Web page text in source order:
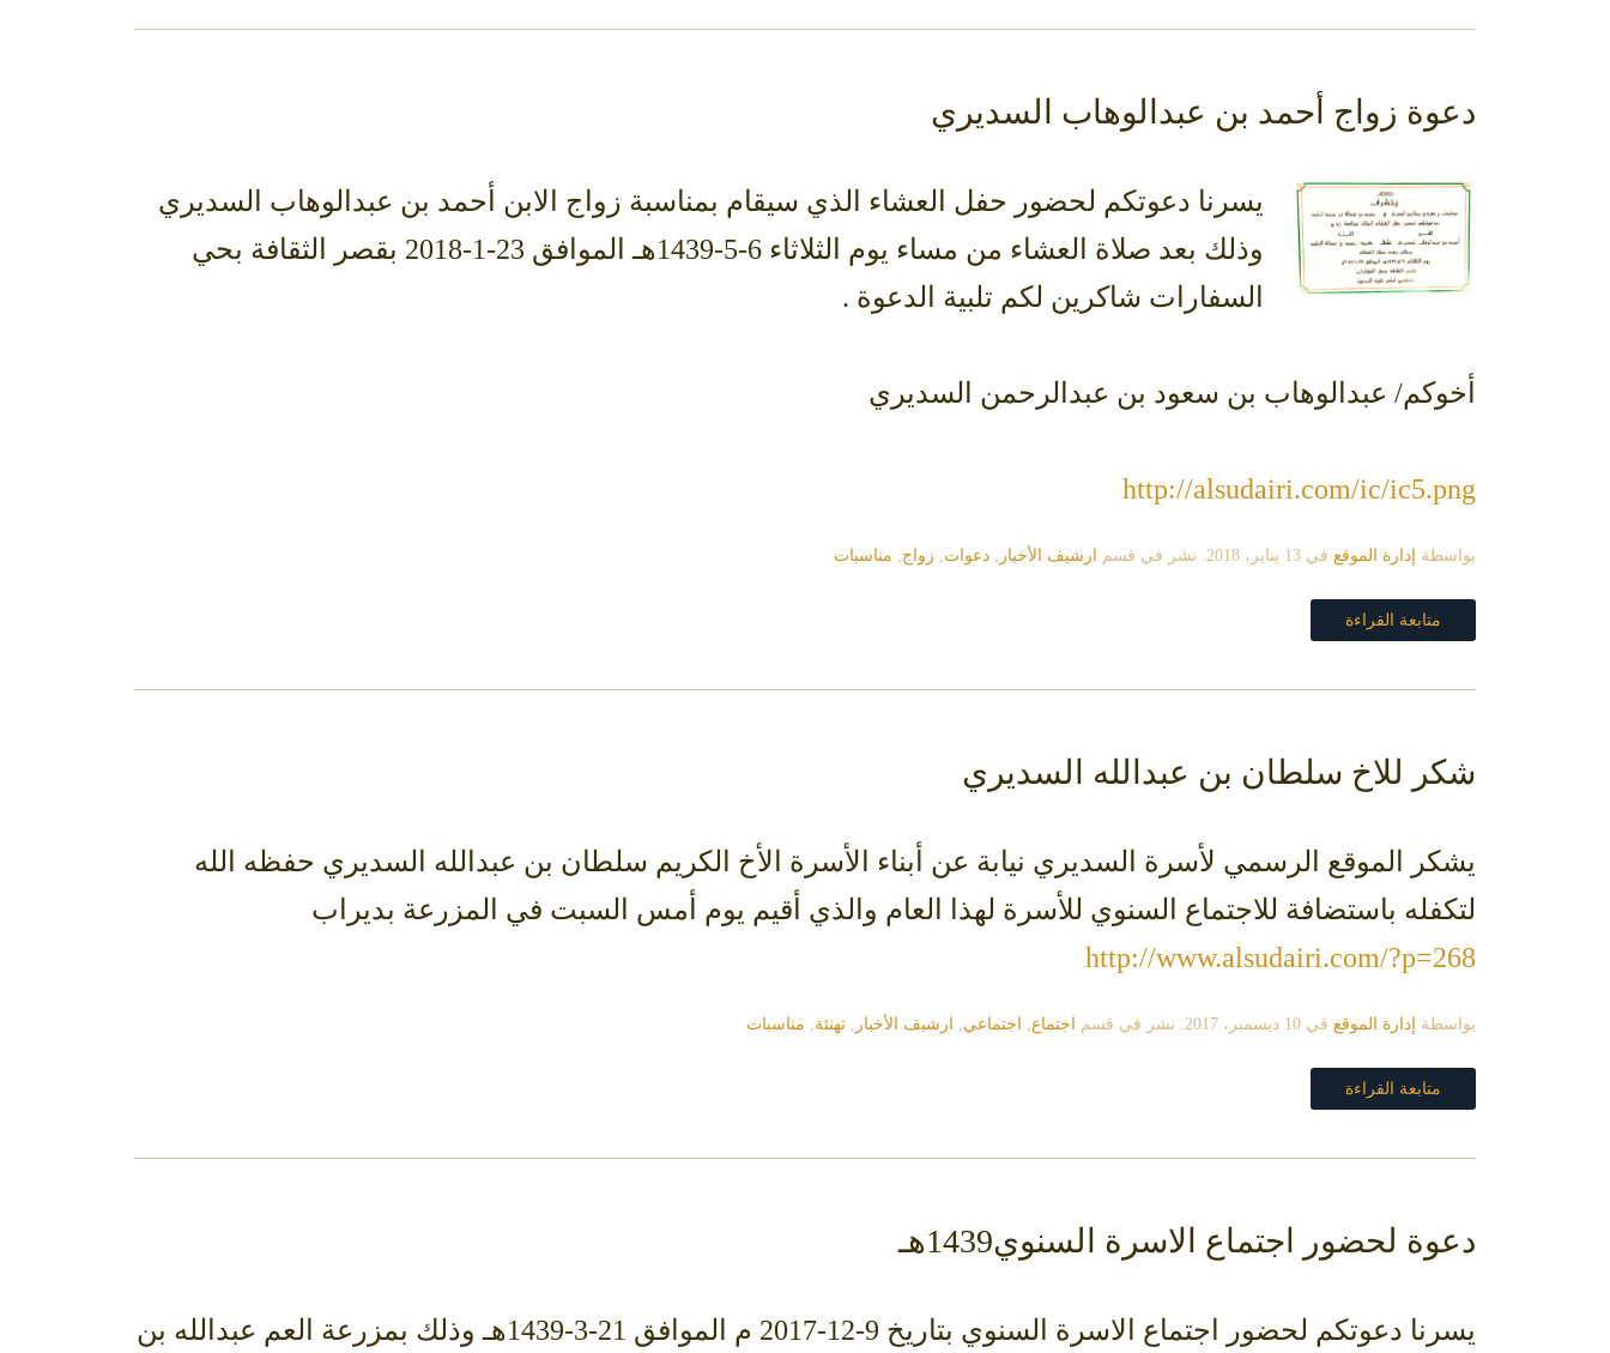
دعوة زواج أحمد بن عبدالوهاب السديري
يسرنا دعوتكم لحضور حفل العشاء الذي سيقام بمناسبة زواج الابن أحمد بن عبدالوهاب السديري
وذلك بعد صلاة العشاء من مساء يوم الثلاثاء 6-5-1439هـ الموافق 23-1-2018 بقصر الثقافة بحي
السفارات شاكرين لكم تلبية الدعوة .
أخوكم/ عبدالوهاب بن سعود بن عبدالرحمن السديري
http://alsudairi.com/ic/ic5.png
بواسطة إدارة الموقع في 13 يناير، 2018 . نشر في قسم ارشيف الأخبار , دعوات, زواج, مناسبات
متابعة القراءة
شكر للاخ سلطان بن عبدالله السديري
يشكر الموقع الرسمي لأسرة السديري نيابة عن أبناء الأسرة الأخ الكريم سلطان بن عبدالله السديري حفظه الله
لتكفله باستضافة للاجتماع السنوي للأسرة لهذا العام والذي أقيم يوم أمس السبت في المزرعة بديراب
http://www.alsudairi.com/?p=268
بواسطة إدارة الموقع في 10 ديسمبر، 2017 . نشر في قسم اجتماع, اجتماعي, ارشيف الأخبار , تهنئة, مناسبات
متابعة القراءة
دعوة لحضور اجتماع الاسرة السنوي1439هـ
يسرنا دعوتكم لحضور اجتماع الاسرة السنوي بتاريخ 9-12-2017 م الموافق 21-3-1439هـ وذلك بمزرعة العم عبدالله بن